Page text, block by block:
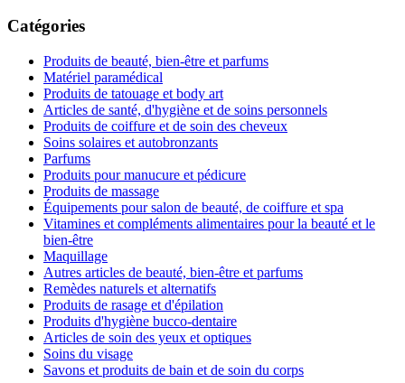
Catégories
Produits de beauté, bien-être et parfums
Matériel paramédical
Produits de tatouage et body art
Articles de santé, d'hygiène et de soins personnels
Produits de coiffure et de soin des cheveux
Soins solaires et autobronzants
Parfums
Produits pour manucure et pédicure
Produits de massage
Équipements pour salon de beauté, de coiffure et spa
Vitamines et compléments alimentaires pour la beauté et le
bien-être
Maquillage
Autres articles de beauté, bien-être et parfums
Remèdes naturels et alternatifs
Produits de rasage et d'épilation
Produits d'hygiène bucco-dentaire
Articles de soin des yeux et optiques
Soins du visage
Savons et produits de bain et de soin du corps